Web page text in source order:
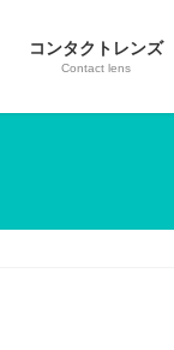
コンタクトレンズ
Contact lens